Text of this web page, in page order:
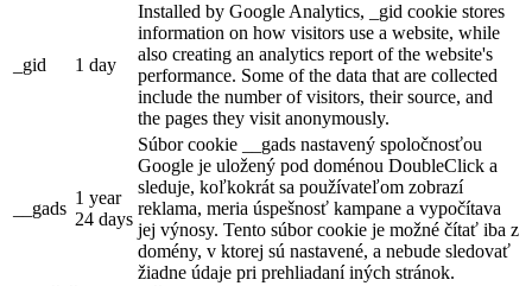
_gid 1 day
Installed by Google Analytics, _gid cookie stores
information on how visitors use a website, while
also creating an analytics report of the website's
performance. Some of the data that are collected
include the number of visitors, their source, and
the pages they visit anonymously.
__gads
1 year
24 days
Súbor cookie __gads nastavený spoločnosťou
Google je uložený pod doménou DoubleClick a
sleduje, koľkokrát sa používateľom zobrazí
reklama, meria úspešnosť kampane a vypočítava
jej výnosy. Tento súbor cookie je možné čítať iba z
domény, v ktorej sú nastavené, a nebude sledovať
žiadne údaje pri prehliadaní iných stránok.